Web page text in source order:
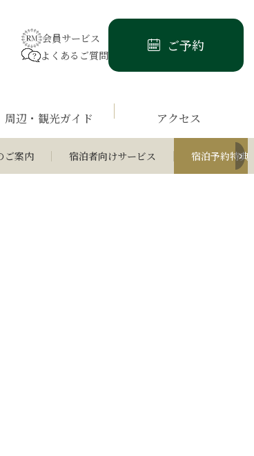
会員サービス
よくあるご質問
ご予約
周辺・観光ガイド アクセス
ご案内 宿泊者向けサービス 宿泊予約特典